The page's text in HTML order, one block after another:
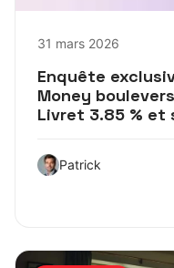
31 mars 2026
Enquête
Money
Livret 3.85 % et
Patrick